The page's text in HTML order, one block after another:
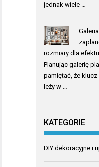
jednak wiele …
rozmiary dla
Planując galerię
pamiętać, że
leży w …
KATEGORIE
DIY dekoracyjne i